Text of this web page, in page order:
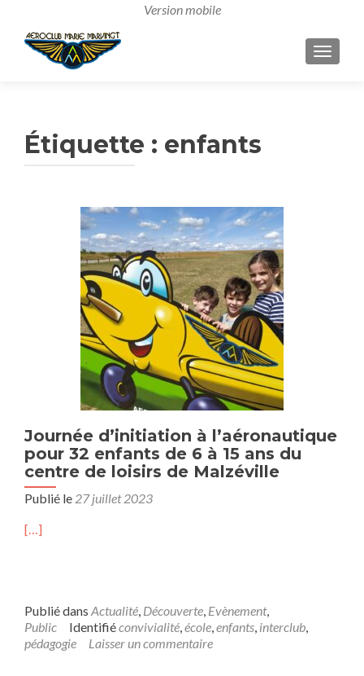
Étiquette : enfants
Journée d’initiation à l’aéronautique
pour 32 enfants de 6 à 15 ans du
centre de loisirs de Malzéville
Publié le 27 juillet 2023
[…]
Publié dans Actualité, Découverte, Evènement,
Public
Identifiéconvivialité,école,enfants, interclub,
pédagogie
Laisser un commentaire